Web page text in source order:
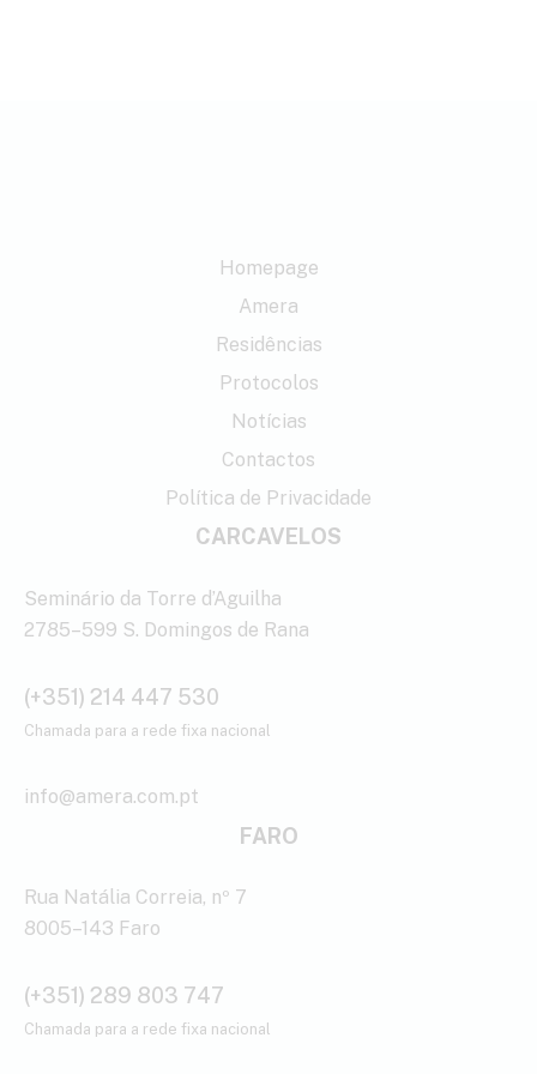
Homepage
Amera
Residências
Protocolos
Notícias
Contactos
Política de Privacidade
CARCAVELOS
Seminário da Torre d’Aguilha
2785–599 S. Domingos de Rana
(+351) 214 447 530
Chamada para a rede fixa nacional
info@amera.com.pt
FARO
Rua Natália Correia, nº 7
8005–143 Faro
(+351) 289 803 747
Chamada para a rede fixa nacional